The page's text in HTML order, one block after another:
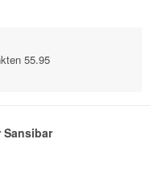
55.95
Sansibar